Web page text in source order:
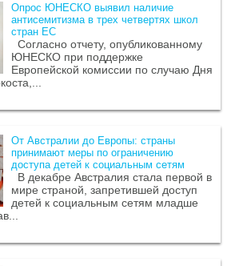
Опрос ЮНЕСКО выявил наличие
антисемитизма в трех четвертях школ
стран ЕС
Согласно отчету, опубликованному
ЮНЕСКО при поддержке
Европейской комиссии по случаю Дня
От Австралии до Европы: страны
принимают меры по ограничению
доступа детей к социальным сетям
В декабре Австралия стала первой в
мире страной, запретившей доступ
детей к социальным сетям младше